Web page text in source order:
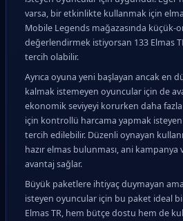
varsa, bir etkinlikte kullanmak için
Mobile Legends mağazasında küçük-
değerlendirmek istiyorsan 133 Elmas
tercih olabilir.
Ayrıca oyuna yeni başlayan ancak en
kalmak istemeyen oyuncular için de
ekonomik seviyeyi korurken daha
için kontrollü harcama yapmak isteyen
tercih edilebilir. Düzenli oynayan
hazır elmas bulunması, ani kampanya
avantaj sağlar.
Büyük paketlere ihtiyaç duymayan
isteyen oyuncular için bu paket ideal
Elmas TR, hem bütçe dostu hem de